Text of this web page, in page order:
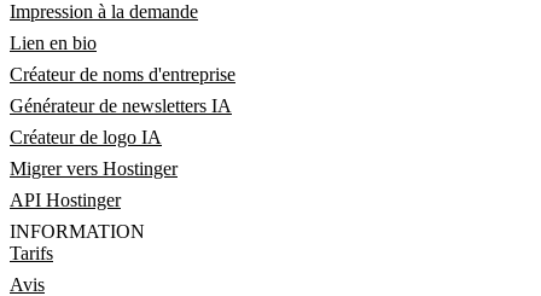
Impression à la demande
Lien en bio
Créateur de noms d'entreprise
Générateur de newsletters IA
Créateur de logo IA
Migrer vers Hostinger
API Hostinger
INFORMATION
Tarifs
Avis